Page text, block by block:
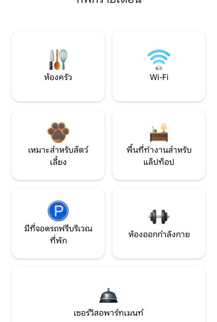
ห้องครัว Wi-Fi
เหมาะสำหรับสัตว์
เลี้ยง
พื้นที่ทำงานสำหรับ
แล็ปท็อป
มีที่จอดรถฟรีบริเวณ
ที่พัก
ห้องออกกำลังกาย
เซอร์วิสอพาร์ทเมนท์